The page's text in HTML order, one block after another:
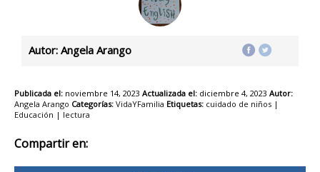
Autor: Angela Arango
Publicada el: noviembre 14, 2023 Actualizada el: diciembre 4, 2023 Autor:
Angela Arango Categorías: VidaYFamilia Etiquetas: cuidado de niños |
Educación | lectura
Compartir en: